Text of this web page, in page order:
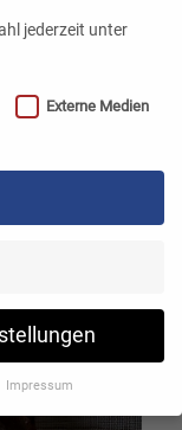
jederzeit unter
Externe Medien
Impressum